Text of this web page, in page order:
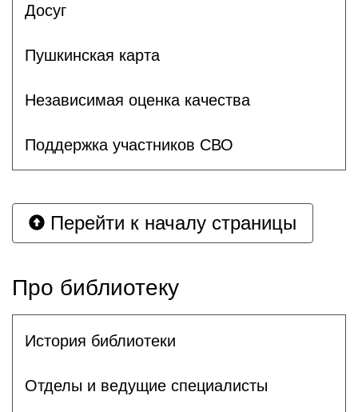
Досуг
Пушкинская карта
Независимая оценка качества
Поддержка участников СВО
Перейти к началу страницы
Про библиотеку
История библиотеки
Отделы и ведущие специалисты